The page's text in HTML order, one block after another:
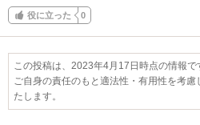
役に立った 0
この投稿は、2023年4月17日時点の情報で
ご自身の責任のもと適法性・有用性を考
たします。